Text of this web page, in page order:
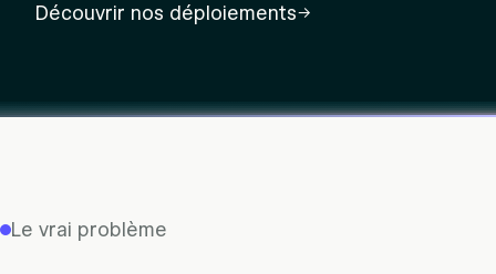
Découvrir nos déploiements→
Le vrai problème